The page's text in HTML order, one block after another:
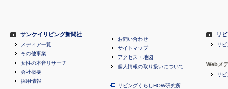
サンケイリビング新聞社
メディア一覧
その他事業
女性の本音リサーチ
会社概要
採用情報
お問い合わせ
サイトマップ
アクセス・地図
個人情報の取り扱いについて
リビングくらしHOW研究所
リ
リ
Webメ
リ